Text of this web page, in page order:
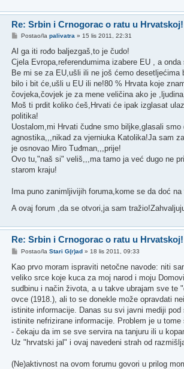
Re: Srbin i Crnogorac o ratu u Hrvatskoj!
P
s
Postao/lapalivatra »15 lis 2011, 22:31
Al ga iti rođo baljezgaš,to je čudo!
Cjela Evropa,referendumima izabere EU , a
Be mi se za EU,ušli ili ne još ćemo
bilo i bit će,ušli u EU ili ne!80 % Hrvata koje
čovjeka,čovjek je za mene veličina ako je
Moš ti prdit koliko ćeš,Hrvati će ipak izglasat
politika!
Uostalom,mi Hrvati čudne smo biljke,glasali
agnostika,,,nikad za vjerniuka Katolika!Ja sam
je osnovao Miro Tuđman,,,prije!
Ovo tu,"naš si" veliš,,,ma tamo ja već dugo ne
starom kraju!
Ima puno zanimljivijih foruma,kome se da doć
A ovaj forum ,da se otvori,ja sam
Re: Srbin i Crnogorac o ratu u Hrvatskoj!
P
s
Postao/laStari G(r)ad » 18 lis 2011, 09:33
Kao prvo moram ispraviti netočne navode: niti
veliko srce koje kuca za moj narod i moju
sudbinu i način života, a u takve ubrajam sve te
ovce (1918.), ali to se donekle može opravdati
istinite informacije. Danas su svi javni mediji
istinite nefrizirane informacije. Problem je u
- čekaju da im se sve servira na tanjuru ili u
Uz "hrvatski jal" i ovaj navedeni strah od
(Ne)aktivnost na ovom forumu govori u prilog